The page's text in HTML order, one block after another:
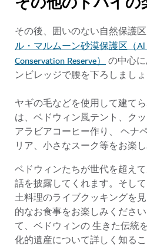
その後、囲いのない自然保護
ル・マルムーン砂漠保護区（Al
Conservation Reserve）の中心
ンビレッジで腰を下ろしましょ
ヤギの毛などを使用して建て
は、ベドウィン風テント、ク
アラビアコーヒー作り、 ヘナ
リア、小さなスーク等をお楽
ベドウィンたちが世代を超え
話を披露してくれます。そし
土料理のライブクッキングを
的なお食事をお楽しみくださ
て、ベドウィンの 生きた伝統
化的遺産について詳しく知るこ